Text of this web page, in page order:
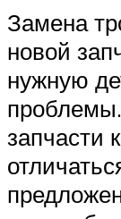
Замена
новой
нужную
запчасти